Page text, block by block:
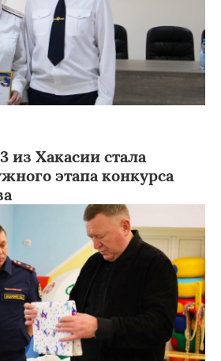
из Хакасии стала
этапа конкурса